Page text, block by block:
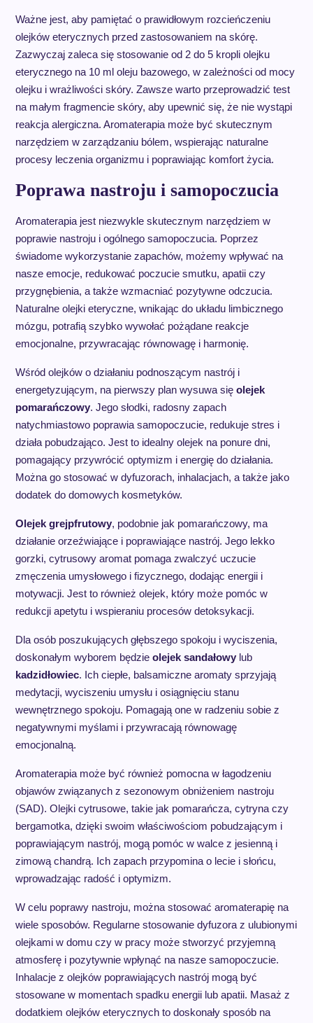
Ważne jest, aby pamiętać o prawidłowym rozcieńczeniu
olejków eterycznych przed zastosowaniem na skórę.
Zazwyczaj zaleca się stosowanie od 2 do 5 kropli olejku
eterycznego na 10 ml oleju bazowego, w zależności od mocy
olejku i wrażliwości skóry. Zawsze warto przeprowadzić test
na małym fragmencie skóry, aby upewnić się, że nie wystąpi
reakcja alergiczna. Aromaterapia może być skutecznym
narzędziem w zarządzaniu bólem, wspierając naturalne
procesy leczenia organizmu i poprawiając komfort życia.
Poprawa nastroju i samopoczucia
Aromaterapia jest niezwykle skutecznym narzędziem w
poprawie nastroju i ogólnego samopoczucia. Poprzez
świadome wykorzystanie zapachów, możemy wpływać na
nasze emocje, redukować poczucie smutku, apatii czy
przygnębienia, a także wzmacniać pozytywne odczucia.
Naturalne olejki eteryczne, wnikając do układu limbicznego
mózgu, potrafią szybko wywołać pożądane reakcje
emocjonalne, przywracając równowagę i harmonię.
Wśród olejków o działaniu podnoszącym nastrój i
energetyzującym, na pierwszy plan wysuwa się olejek
pomarańczowy. Jego słodki, radosny zapach
natychmiastowo poprawia samopoczucie, redukuje stres i
działa pobudzająco. Jest to idealny olejek na ponure dni,
pomagający przywrócić optymizm i energię do działania.
Można go stosować w dyfuzorach, inhalacjach, a także jako
dodatek do domowych kosmetyków.
Olejek grejpfrutowy, podobnie jak pomarańczowy, ma
działanie orzeźwiające i poprawiające nastrój. Jego lekko
gorzki, cytrusowy aromat pomaga zwalczyć uczucie
zmęczenia umysłowego i fizycznego, dodając energii i
motywacji. Jest to również olejek, który może pomóc w
redukcji apetytu i wspieraniu procesów detoksykacji.
Dla osób poszukujących głębszego spokoju i wyciszenia,
doskonałym wyborem będzie olejek sandałowylub
kadzidłowiec. Ich ciepłe, balsamiczne aromaty sprzyjają
medytacji, wyciszeniu umysłu i osiągnięciu stanu
wewnętrznego spokoju. Pomagają one w radzeniu sobie z
negatywnymi myślami i przywracają równowagę
emocjonalną.
Aromaterapia może być również pomocna w łagodzeniu
objawów związanych z sezonowym obniżeniem nastroju
(SAD). Olejki cytrusowe, takie jak pomarańcza, cytryna czy
bergamotka, dzięki swoim właściwościom pobudzającym i
poprawiającym nastrój, mogą pomóc w walce z jesienną i
zimową chandrą. Ich zapach przypomina o lecie i słońcu,
wprowadzając radość i optymizm.
W celu poprawy nastroju, można stosować aromaterapię na
wiele sposobów. Regularne stosowanie dyfuzora z ulubionymi
olejkami w domu czy w pracy może stworzyć przyjemną
atmosferę i pozytywnie wpłynąć na nasze samopoczucie.
Inhalacje z olejków poprawiających nastrój mogą być
stosowane w momentach spadku energii lub apatii. Masaż z
dodatkiem olejków eterycznych to doskonały sposób na